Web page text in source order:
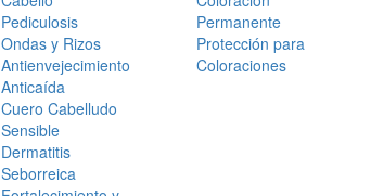
Pediculosis
Ondas y Rizos
Antienvejecimiento
Anticaída
Cuero Cabelludo
Sensible
Dermatitis
Seborreica
Permanente
Protección para
Coloraciones